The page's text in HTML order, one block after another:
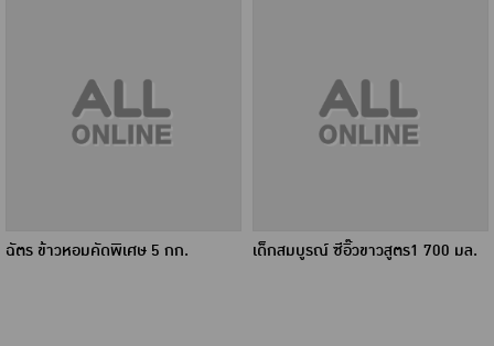
ฉัตร ข้าวหอมคัดพิเศษ 5 กก. เด็กสมบูรณ์ ซีอิ๊วขาวสูตร1 700 มล.